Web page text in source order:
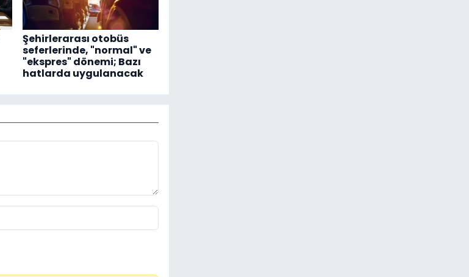
Şehirlerarası otobüs
seferlerinde, "normal" ve
"ekspres" dönemi; Bazı
hatlarda uygulanacak